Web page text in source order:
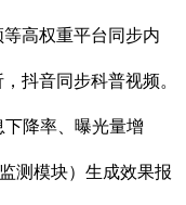
高权重平台同步内
抖音同步科普视频。
降率、曝光量增
测模块）生成效果报